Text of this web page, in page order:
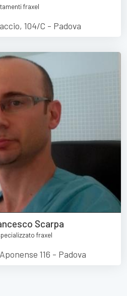
fraxel
104/C - Padova
Scarpa
fraxel
116 - Padova